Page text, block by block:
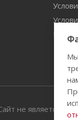
не является